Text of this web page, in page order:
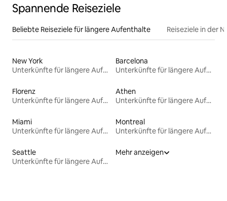
Spannende Reiseziele
Beliebte Reiseziele für längere Aufenthalte Reiseziele in der
New York
Unterkünfte für längere Aufenthalte
Barcelona
Unterkünfte für längere Aufenthalte
Florenz
Unterkünfte für längere Aufenthalte
Athen
Unterkünfte für längere Aufenthalte
Miami
Unterkünfte für längere Aufenthalte
Montreal
Unterkünfte für längere Aufenthalte
Seattle
Unterkünfte für längere Aufenthalte
Mehr anzeigen